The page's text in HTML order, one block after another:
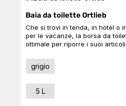
Baia da toilette Ortlieb
Che si trovi in tenda, in hotel o
per le vacanze, la borsa da
ottimale per riporre i suoi
stabilizza la pratica borsa da
anche l'interno dalla pressione
scorrimento le consentono di
utensili. La borsa leggera con
Seleziona
Colore
grigio
Seleziona
Taglia
5 L